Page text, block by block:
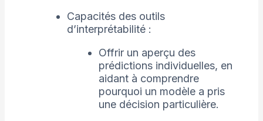
Capacités des outils
d’interprétabilité :
Offrir un aperçu des
prédictions individuelles, en
aidant à comprendre
pourquoi un modèle a pris
une décision particulière.